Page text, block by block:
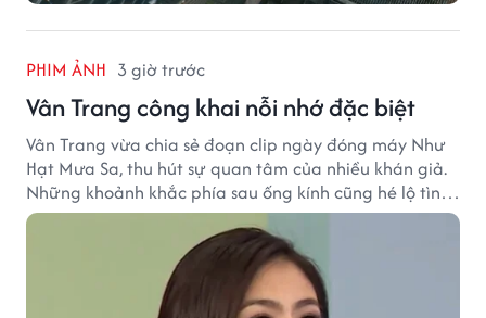
PHIM ẢNH 3 giờ trước
Vân Trang công khai nỗi nhớ đặc biệt
Vân Trang vừa chia sẻ đoạn clip ngày đóng máy Như
Hạt Mưa Sa, thu hút sự quan tâm của nhiều khán giả.
Những khoảnh khắc phía sau ống kính cũng hé lộ tình
cảm đặc biệt mà nữ diễn viên dành cho ê-kíp bộ phim.